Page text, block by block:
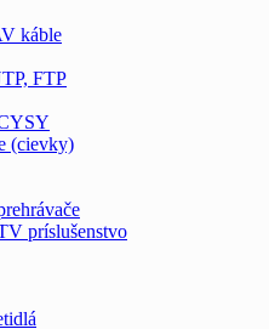
káble
FTP
(cievky)
príslušenstvo